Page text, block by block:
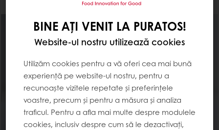
BINE AȚI VENIT LA PURATOS!
Website-ul nostru utilizează cookies
Utilizăm cookies pentru a vă oferi cea mai bună
experiență pe website-ul nostru, pentru a
recunoaște vizitele repetate și preferințele
voastre, precum și pentru a măsura și analiza
traficul. Pentru a afla mai multe despre modulele
cookies, inclusiv despre cum să le dezactivați,